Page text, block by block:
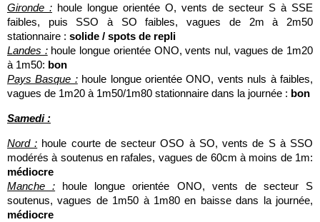
Gironde : houle longue orientée O, vents de secteur S à SSE
faibles, puis SSO à SO faibles, vagues de 2m à 2m50
stationnaire : solide / spots de repli
Landes :houle longue orientée ONO, vents nul, vagues de 1m20
à 1m50: bon
Pays Basque :houle longue orientée ONO, vents nuls à faibles,
vagues de 1m20 à 1m50/1m80 stationnaire dans la journée : bon
Samedi :
Nord : houle courte de secteur OSO à SO, vents de S à SSO
modérés à soutenus en rafales, vagues de 60cm à moins de 1m:
médiocre
Manche : houle longue orientée ONO, vents de secteur S
soutenus, vagues de 1m50 à 1m80 en baisse dans la journée,
médiocre